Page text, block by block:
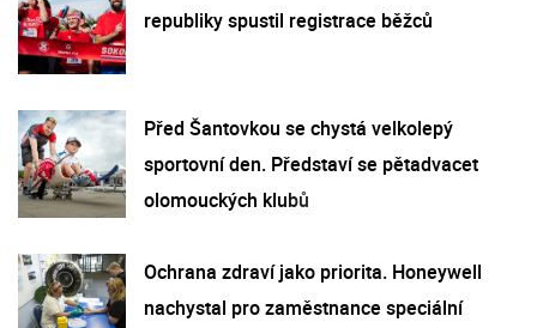
republiky spustil registrace běžců
Před Šantovkou se chystá velkolepý
sportovní den. Představí se pětadvacet
olomouckých klubů
Ochrana zdraví jako priorita. Honeywell
nachystal pro zaměstnance speciální